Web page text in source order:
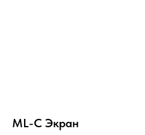
ML-C Экран